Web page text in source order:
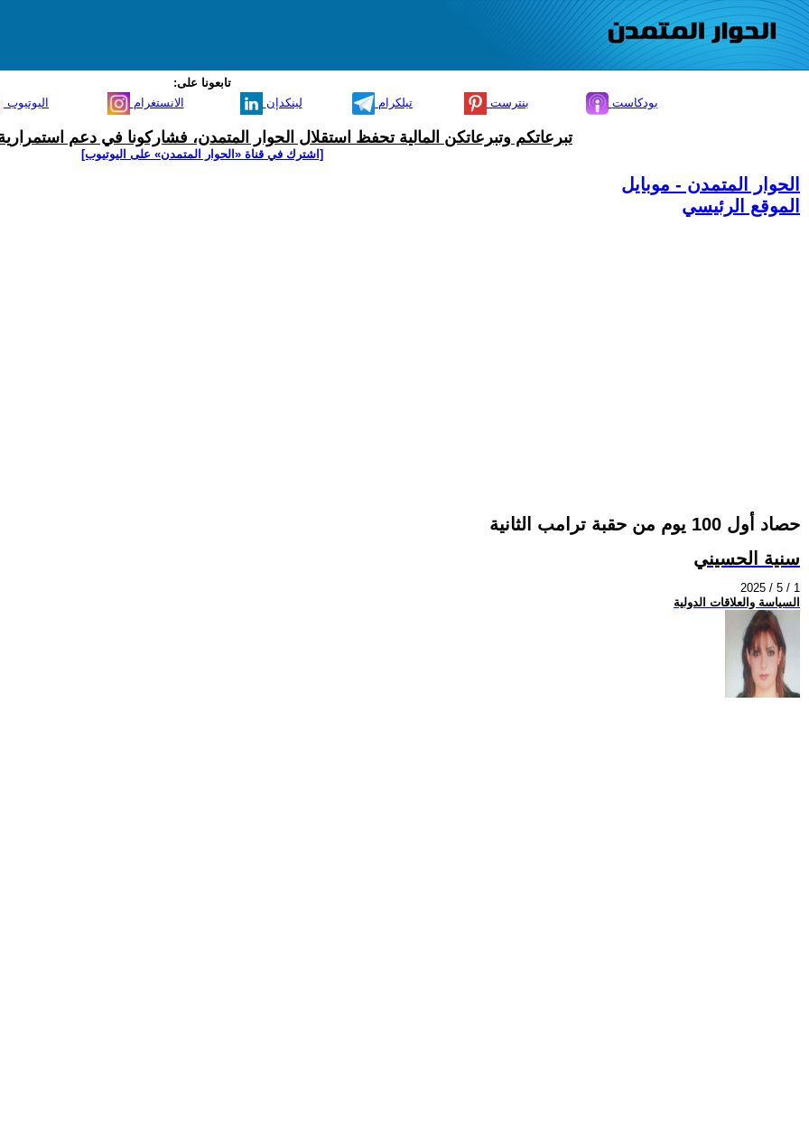
تابعونا على:
اليوتيوب الانستغرام لينكدإن تيلكرام بنترست بودكاست
تبرعاتكم وتبرعاتكن المالية تحفظ استقلال الحوار المتمدن، فشاركونا في دعم
[اشترك في قناة ‫«الحوار المتمدن» على اليوتيوب]
الحوار المتمدن - موبايل
الموقع الرئيسي
حصاد أول 100 يوم من حقبة ترامب الثانية
سنية الحسيني
2025 / 5 / 1
السياسة والعلاقات الدولية